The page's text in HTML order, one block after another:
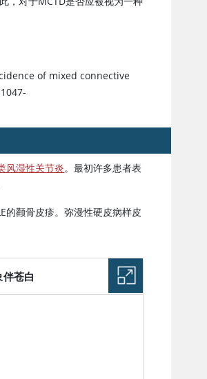
of mixed connective
风湿性关节炎。最初许多患者表
的颧骨皮疹。弥漫性硬皮病样皮
苍白